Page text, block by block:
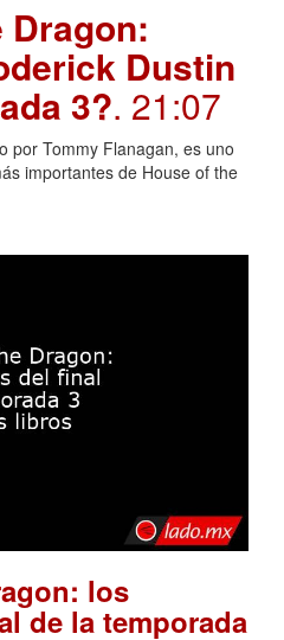
Dragon:
Dustin
3?. 21:07
por Tommy Flanagan, es uno
importantes de House of the
los
de la temporada